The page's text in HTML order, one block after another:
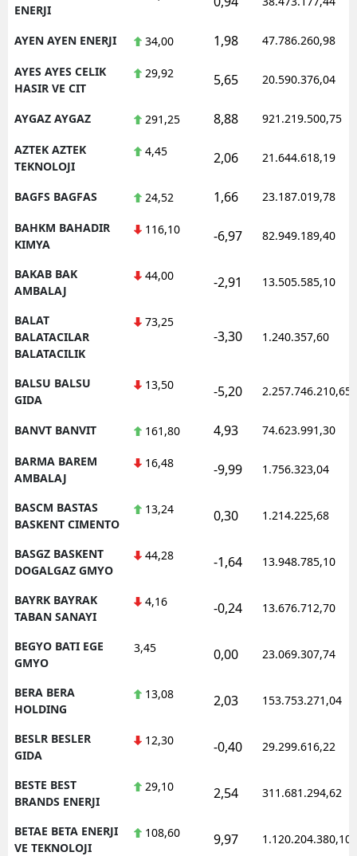
ENERJI
AYEN AYEN ENERJI 34,00 1,98 47.786.260,98
AYES AYES CELIK
HASIR VE CIT
29,92 5,65 20.590.376,04
AYGAZ AYGAZ 291,25 8,88 921.219.500,75
AZTEK AZTEK
TEKNOLOJI
4,45 2,06 21.644.618,19
BAGFS BAGFAS 24,52 1,66 23.187.019,78
BAHKM BAHADIR
KIMYA
116,10 -6,97 82.949.189,40
BAKAB BAK
AMBALAJ
44,00 -2,91 13.505.585,10
BALAT
BALATACILAR
BALATACILIK
73,25
-3,30 1.240.357,60
BALSU BALSU
GIDA
13,50 -5,20 2.257.746.210,65
BANVT BANVIT 161,80 4,93 74.623.991,30
BARMA BAREM
AMBALAJ
16,48 -9,99 1.756.323,04
BASCM BASTAS
BASKENT CIMENTO
13,24 0,30 1.214.225,68
BASGZ BASKENT
DOGALGAZ GMYO
44,28 -1,64 13.948.785,10
BAYRK BAYRAK
TABAN SANAYI
4,16 -0,24 13.676.712,70
BEGYO BATI EGE
GMYO
3,45 0,00 23.069.307,74
BERA BERA
HOLDING
13,08 2,03 153.753.271,04
BESLR BESLER
GIDA
12,30 -0,40 29.299.616,22
BESTE BEST
BRANDS ENERJI
29,10 2,54 311.681.294,62
BETAE BETA ENERJI
VE TEKNOLOJI
108,60 9,97 1.120.204.380,10